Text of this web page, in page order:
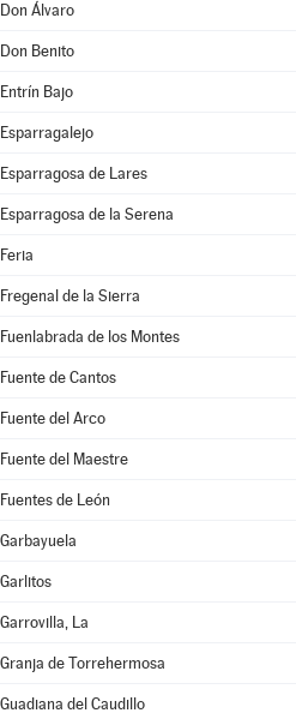
Don Álvaro
Don Benito
Entrín Bajo
Esparragalejo
Esparragosa de Lares
Esparragosa de la Serena
Feria
Fregenal de la Sierra
Fuenlabrada de los Montes
Fuente de Cantos
Fuente del Arco
Fuente del Maestre
Fuentes de León
Garbayuela
Garlitos
Garrovilla, La
Granja de Torrehermosa
Guadiana del Caudillo